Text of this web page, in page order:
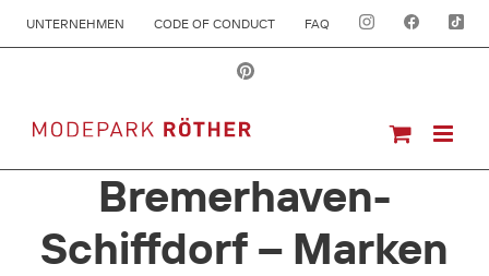
UNTERNEHMEN CODE OF CONDUCT FAQ
Bremerhaven-
Schiffdorf – Marken